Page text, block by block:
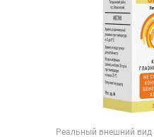
Реальный внешний вид